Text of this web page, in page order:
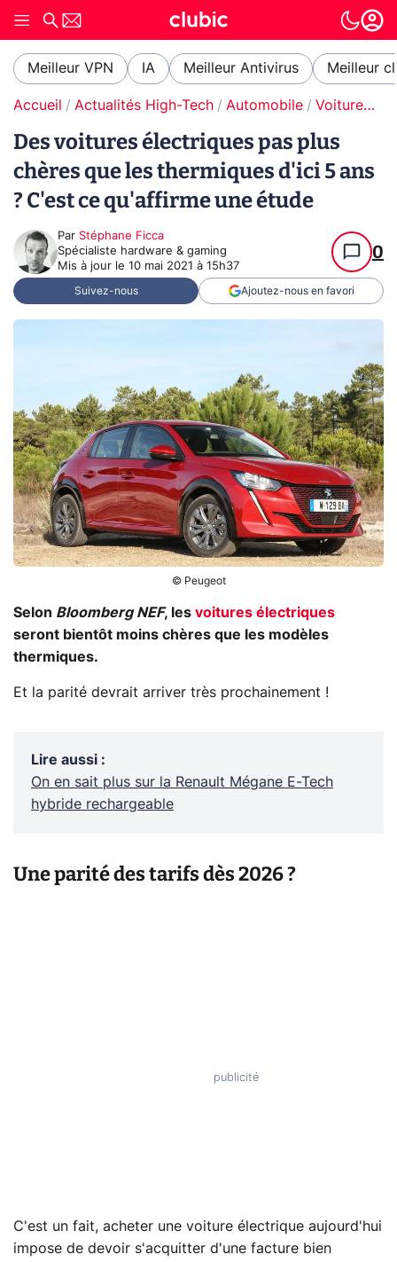
Meilleur VPN IA Meilleur Antivirus Meilleur
Accueil Actualités High-Tech Automobile Voitures électriques
Des voitures électriques pas plus
chères que les thermiques d'ici 5 ans
? C'est ce qu'affirme une étude
Par Stéphane Ficca
Spécialiste hardware & gaming
Mis à jour le 10 mai 2021 à 15h37
0
Suivez-nous Ajoutez-nous en favori
© Peugeot
Selon Bloomberg NEF, les voitures électriques
seront bientôt moins chères que les modèles
thermiques.
Et la parité devrait arriver très prochainement !
Lire aussi :
On en sait plus sur la Renault Mégane E-Tech
hybride rechargeable
Une parité des tarifs dès 2026 ?
C'est un fait, acheter une voiture électrique aujourd'hui
impose de devoir s'acquitter d'une facture bien